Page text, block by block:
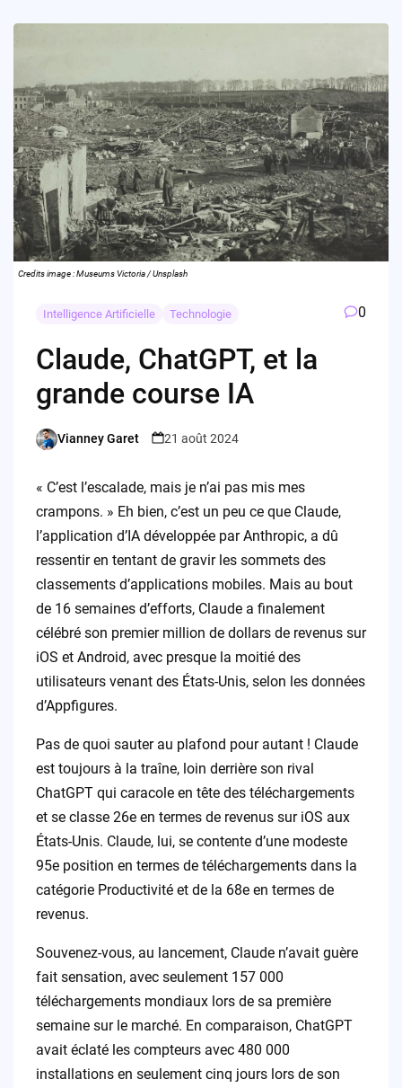
Credits image : Museums Victoria / Unsplash
Intelligence Artificielle Technologie 0
Claude, ChatGPT, et la
grande course IA
Posted
Vianney Garet 21 août 2024
« C’est l’escalade, mais je n’ai pas mis mes
crampons. » Eh bien, c’est un peu ce que Claude,
l’application d’IA développée par Anthropic, a dû
ressentir en tentant de gravir les sommets des
classements d’applications mobiles. Mais au bout
de 16 semaines d’efforts, Claude a finalement
célébré son premier million de dollars de revenus sur
iOS et Android, avec presque la moitié des
utilisateurs venant des États-Unis, selon les données
d’Appfigures.
Pas de quoi sauter au plafond pour autant ! Claude
est toujours à la traîne, loin derrière son rival
ChatGPT qui caracole en tête des téléchargements
et se classe 26e en termes de revenus sur iOS aux
États-Unis. Claude, lui, se contente d’une modeste
95e position en termes de téléchargements dans la
catégorie Productivité et de la 68e en termes de
revenus.
Souvenez-vous, au lancement, Claude n’avait guère
fait sensation, avec seulement 157 000
téléchargements mondiaux lors de sa première
semaine sur le marché. En comparaison, ChatGPT
avait éclaté les compteurs avec 480 000
installations en seulement cinq jours lors de son